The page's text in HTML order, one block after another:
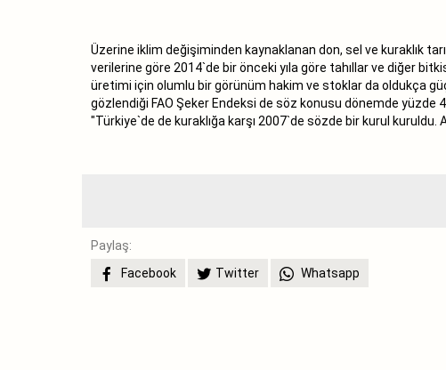
Üzerine iklim değişiminden kaynaklanan don, sel ve kuraklık
verilerine göre 2014`de bir önceki yıla göre tahıllar ve diğer
üretimi için olumlu bir görünüm hakim ve stoklar da oldukça
gözlendiği FAO Şeker Endeksi de söz konusu dönemde yüzde
"Türkiye`de de kuraklığa karşı 2007`de sözde bir kurul kuruldu.
Paylaş:
Facebook
Twitter Whatsapp